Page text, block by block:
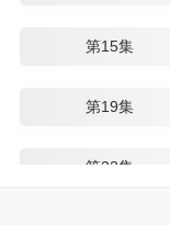
第15集
第19集
第23集